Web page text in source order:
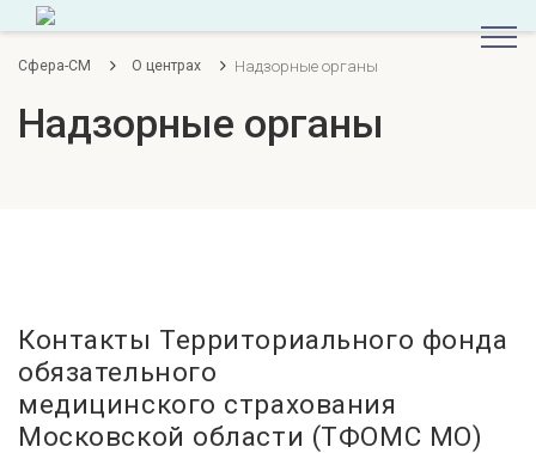
Сфера-СМ О центрах Надзорные органы
Надзорные органы
Контакты Территориального фонда
обязательного
медицинского страхования
Московской области (ТФОМС МО)